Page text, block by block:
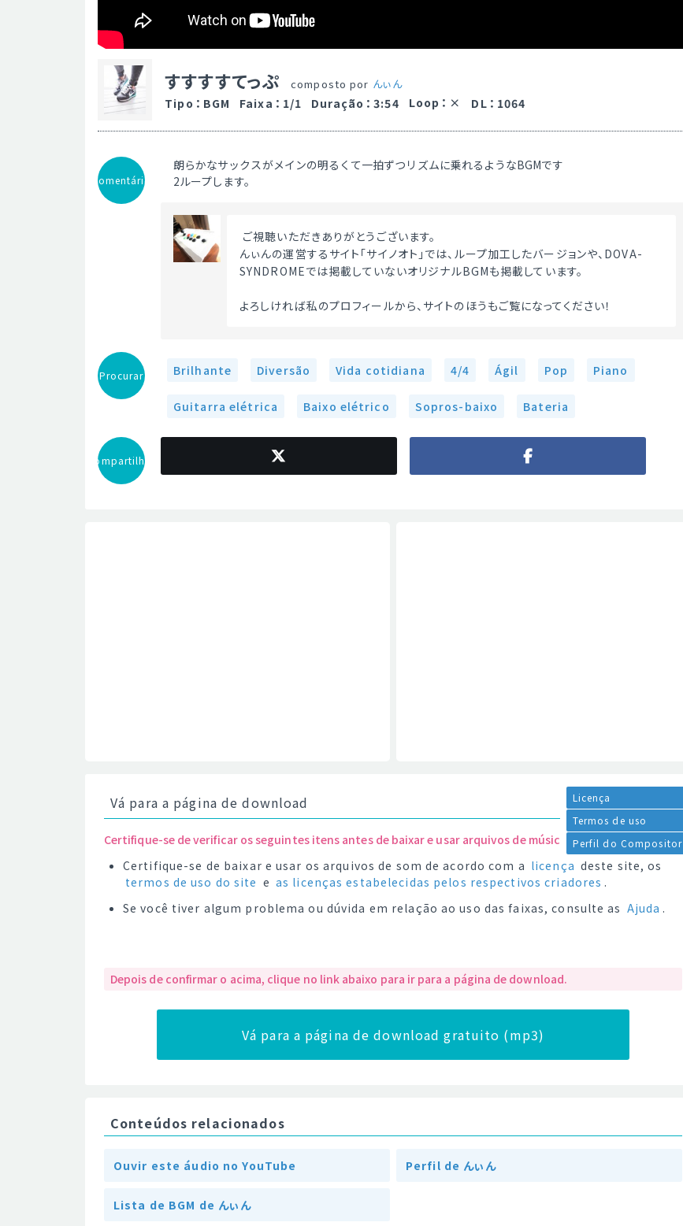
すすすすてっぷ composto por んぃん
Tipo ： BGM Faixa ： 1/1 Duração ： 3:54 Loop ： DL ： 1064
Comentário
朗らかなサックスがメインの明るくて一拍ずつリズムに乗れるようなBGMです
2ループします。
ご視聴いただきありがとうございます。
んぃんの運営するサイト「サイノオト」では、ループ加工したバージョンや、DOVA-
SYNDROMEでは掲載していないオリジナルBGMも掲載しています。
よろしければ私のプロフィールから、サイトのほうもご覧になってください！
Procurar Brilhante Diversão Vida cotidiana 4/4 Ágil Pop Piano
Guitarra elétrica Baixo elétrico Sopros-baixo Bateria
Compartilhar
Vá para a página de download
Licença
Termos de uso
Perfil do Compositor
Certifique-se de verificar os seguintes itens antes de baixar e usar arquivos de música.
Certifique-se de baixar e usar os arquivos de som de acordo com a licença deste site, os
termos de uso do site e as licenças estabelecidas pelos respectivos criadores .
Se você tiver algum problema ou dúvida em relação ao uso das faixas, consulte as Ajuda .
Depois de confirmar o acima, clique no link abaixo para ir para a página de download.
Vá para a página de download gratuito (mp3)
Conteúdos relacionados
Ouvir este áudio no YouTube Perfil de んぃん
Lista de BGM de んぃん